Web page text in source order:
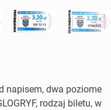
napisem, dwa poziome
rodzaj biletu, w